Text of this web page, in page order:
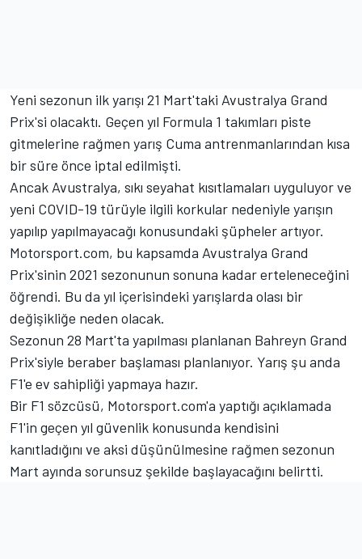
Yeni sezonun ilk yarışı 21 Mart'taki Avustralya Grand
Prix'si olacaktı. Geçen yıl Formula 1 takımları piste
gitmelerine rağmen yarış Cuma antrenmanlarından kısa
bir süre önce iptal edilmişti.
Ancak Avustralya, sıkı seyahat kısıtlamaları uyguluyor ve
yeni COVID-19 türüyle ilgili korkular nedeniyle yarışın
yapılıp yapılmayacağı konusundaki şüpheler artıyor.
Motorsport.com, bu kapsamda Avustralya Grand
Prix'sinin 2021 sezonunun sonuna kadar erteleneceğini
öğrendi. Bu da yıl içerisindeki yarışlarda olası bir
değişikliğe neden olacak.
Sezonun 28 Mart'ta yapılması planlanan Bahreyn Grand
Prix'siyle beraber başlaması planlanıyor. Yarış şu anda
F1'e ev sahipliği yapmaya hazır.
Bir F1 sözcüsü, Motorsport.com'a yaptığı açıklamada
F1'in geçen yıl güvenlik konusunda kendisini
kanıtladığını ve aksi düşünülmesine rağmen sezonun
Mart ayında sorunsuz şekilde başlayacağını belirtti.